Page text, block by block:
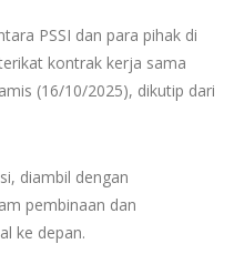
PSSI dan para pihak di
kontrak kerja sama
(16/10/2025), dikutip dari
diambil dengan
pembinaan dan
ke depan.